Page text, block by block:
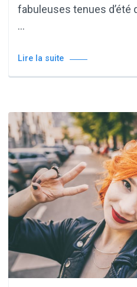
fabuleuses tenues d’été
…
Lire la suite